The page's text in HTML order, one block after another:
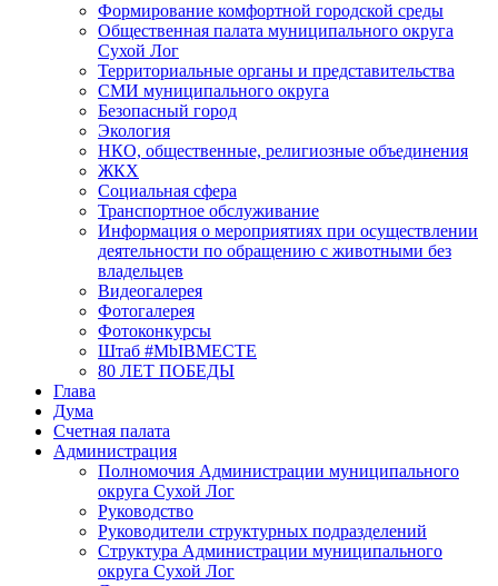
Формирование комфортной городской среды
Общественная палата муниципального округа
Сухой Лог
Территориальные органы и представительства
СМИ муниципального округа
Безопасный город
Экология
НКО, общественные, религиозные объединения
ЖКХ
Социальная сфера
Транспортное обслуживание
Информация о мероприятиях при осуществлении
деятельности по обращению с животными без
владельцев
Видеогалерея
Фотогалерея
Фотоконкурсы
Штаб #MbIBMECTE
80 ЛЕТ ПОБЕДЫ
Глава
Дума
Счетная палата
Администрация
Полномочия Администрации муниципального
округа Сухой Лог
Руководство
Руководители структурных подразделений
Структура Администрации муниципального
округа Сухой Лог